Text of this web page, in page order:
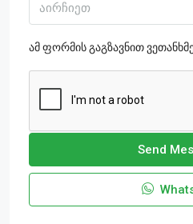
აირჩიეთ
ამ ფორმის გაგზავნით
Send